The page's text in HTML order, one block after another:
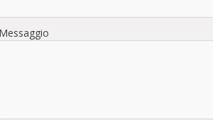
Messaggio